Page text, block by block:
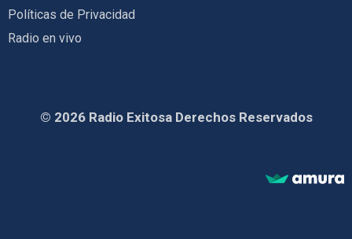
Políticas de Privacidad
Radio en vivo
© 2026 Radio Exitosa Derechos Reservados